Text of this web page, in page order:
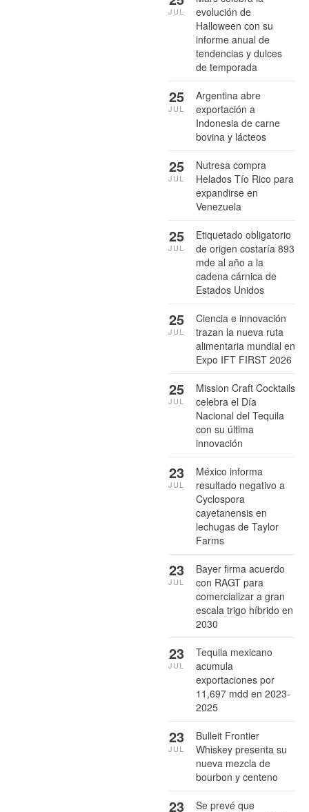
evolución de
Halloween con su
informe anual de
tendencias y dulces
de temporada
JUL
Argentina abre
exportación a
Indonesia de carne
bovina y lácteos
25
JUL
Nutresa compra
Helados Tío Rico para
expandirse en
Venezuela
25
JUL
Etiquetado obligatorio
de origen costaría 893
mde al año a la
cadena cárnica de
Estados Unidos
25
JUL
Ciencia e innovación
trazan la nueva ruta
alimentaria mundial en
Expo IFT FIRST 2026
25
JUL
Mission Craft Cocktails
celebra el Día
Nacional del Tequila
con su última
innovación
25
JUL
México informa
resultado negativo a
Cyclospora
cayetanensis en
lechugas de Taylor
Farms
23
JUL
Bayer firma acuerdo
con RAGT para
comercializar a gran
escala trigo híbrido en
2030
23
JUL
Tequila mexicano
acumula
exportaciones por
11,697 mdd en 2023-
2025
23
JUL
Bulleit Frontier
Whiskey presenta su
nueva mezcla de
bourbon y centeno
23
JUL
Se prevé que
23